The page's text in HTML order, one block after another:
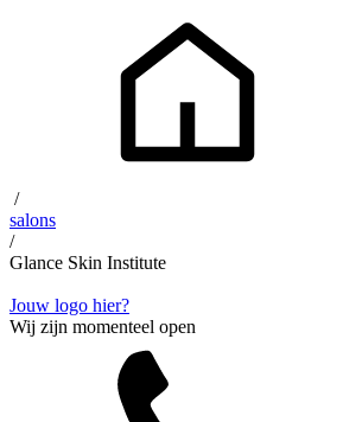
/
salons
/
Glance Skin Institute
Jouw logo hier?
Wij zijn momenteel open